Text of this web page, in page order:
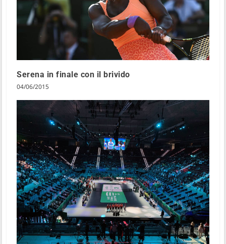
Serena in finale con il brivido
04/06/2015